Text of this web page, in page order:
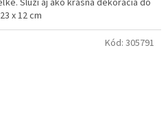
Slúži aj ako krásna dekorácia do
x 12 cm
Kód: 305791